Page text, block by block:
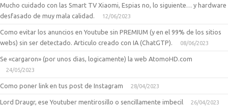
Mucho cuidado con las Smart TV Xiaomi, Espias no, lo siguiente… y hardware
desfasado de muy mala calidad.
12/06/2023
Como evitar los anuncios en Youtube sin PREMIUM (y en el 99% de los sitios
webs) sin ser detectado. Articulo creado con IA (ChatGTP).
08/06/2023
Se «cargaron» (por unos dias, logicamente) la web AtomoHD.com
24/05/2023
Como poner link en tus post de Instagram 28/04/2023
Lord Draugr, ese Youtuber mentirosillo o sencillamente imbecil 26/04/2023